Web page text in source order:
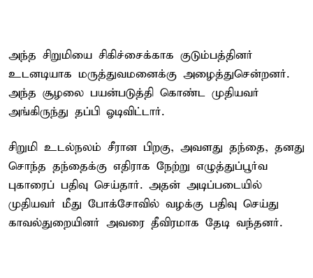
அந்த சிறுமியை சிகிச்சைக்காக குடும்பத்தினர்
உடனடியாக மருத்துவமனைக்கு அழைத்துசென்றனர்.
அந்த சூழலை பயன்படுத்தி கொண்ட முதியவர்
அங்கிருந்து தப்பி ஓடிவிட்டார்.
சிறுமி உடல்நலம் சீரான பிறகு, அவளது தந்தை, தனது
சொந்த தந்தைக்கு எதிராக நேற்று எழுத்துப்பூர்வ
புகாரைப் பதிவு செய்தார். அதன் அடிப்படையில்
முதியவர் மீது போக்சோவில் வழக்கு பதிவு செய்து
காவல்துறையினர் அவரை தீவிரமாக தேடி வந்தனர்.